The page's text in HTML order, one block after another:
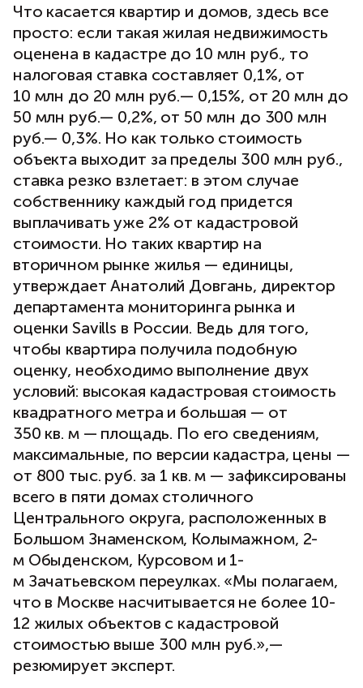
Что касается квартир и домов, здесь все
просто: если такая жилая недвижимость
оценена в кадастре до 10 млн руб., то
налоговая ставка составляет 0,1%, от
10 млн до 20 млн руб.— 0,15%, от 20 млн до
50 млн руб.— 0,2%, от 50 млн до 300 млн
руб.— 0,3%. Но как только стоимость
объекта выходит за пределы 300 млн руб.,
ставка резко взлетает: в этом случае
собственнику каждый год придется
выплачивать уже 2% от кадастровой
стоимости. Но таких квартир на
вторичном рынке жилья — единицы,
утверждает Анатолий Довгань, директор
департамента мониторинга рынка и
оценки Savills в России. Ведь для того,
чтобы квартира получила подобную
оценку, необходимо выполнение двух
условий: высокая кадастровая стоимость
квадратного метра и большая — от
350 кв. м — площадь. По его сведениям,
максимальные, по версии кадастра, цены —
от 800 тыс. руб. за 1 кв. м — зафиксированы
всего в пяти домах столичного
Центрального округа, расположенных в
Большом Знаменском, Колымажном, 2-
м Обыденском, Курсовом и 1-
м Зачатьевском переулках. «Мы полагаем,
что в Москве насчитывается не более 10-
12 жилых объектов с кадастровой
стоимостью выше 300 млн руб.»,—
резюмирует эксперт.